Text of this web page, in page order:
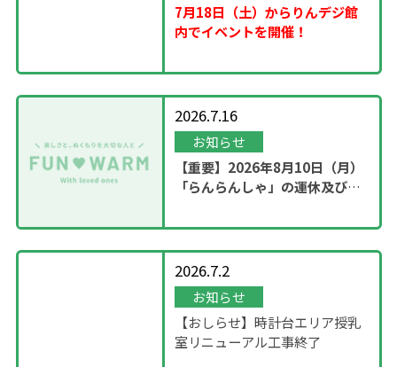
7月18日（土）からりんデジ館
内でイベントを開催！
2026.7.16
お知らせ
【重要】2026年8月10日（月）
「らんらんしゃ」の運休及び園
2026.7.2
お知らせ
【おしらせ】時計台エリア授乳
室リニューアル工事終了